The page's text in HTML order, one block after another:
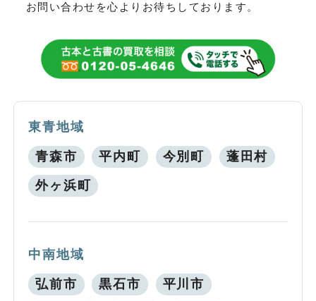
お問い合わせを心よりお待ちしております。
東青地域
青森市 平内町 今別町 蓬田村
外ヶ浜町
中南地域
弘前市 黒石市 平川市